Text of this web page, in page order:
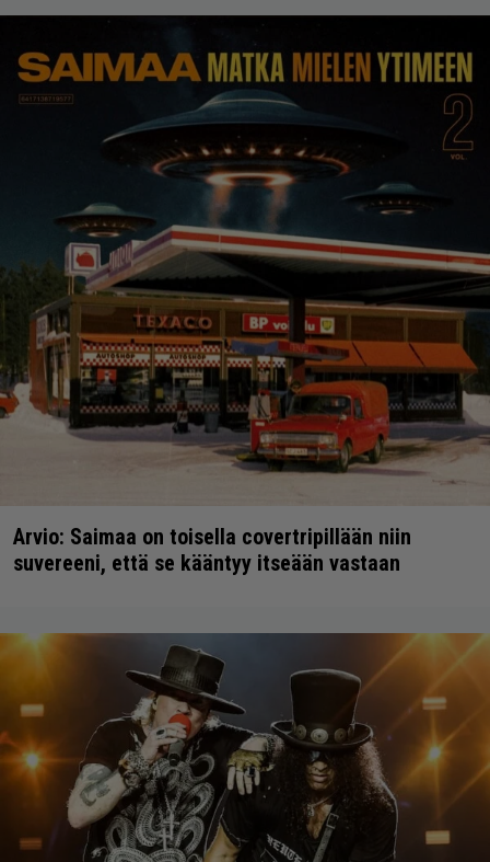
Arvio: Saimaa on toisella covertripillään niin
suvereeni, että se kääntyy itseään vastaan